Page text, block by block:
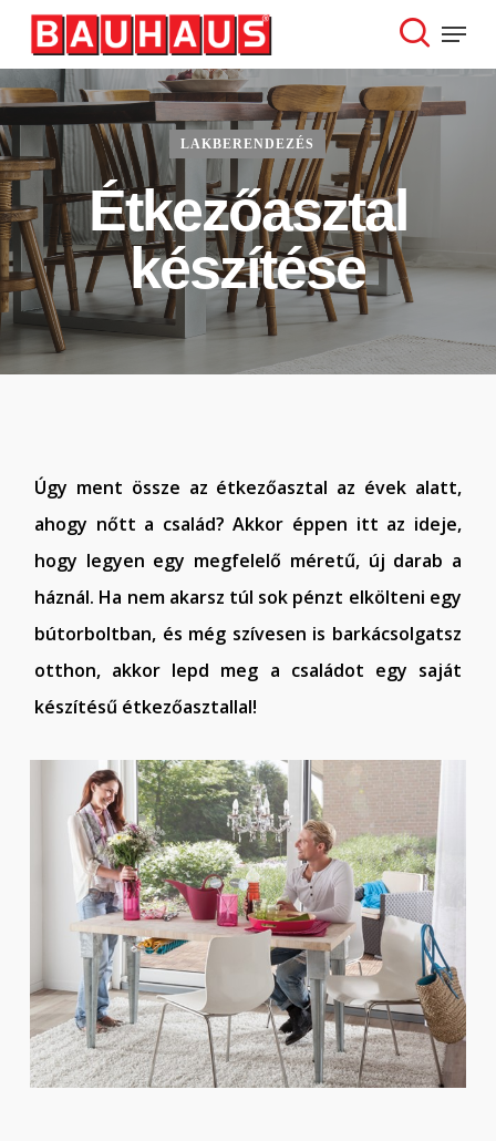
Skip
main
search
Menu
LAKBERENDEZÉS
Étkezőasztal
készítése
Úgy ment össze az étkezőasztal az évek alatt,
ahogy nőtt a család? Akkor éppen itt az ideje,
hogy legyen egy megfelelő méretű, új darab a
háznál. Ha nem akarsz túl sok pénzt elkölteni egy
bútorboltban, és még szívesen is barkácsolgatsz
otthon, akkor lepd meg a családot egy saját
készítésű étkezőasztallal!
Close
Menu